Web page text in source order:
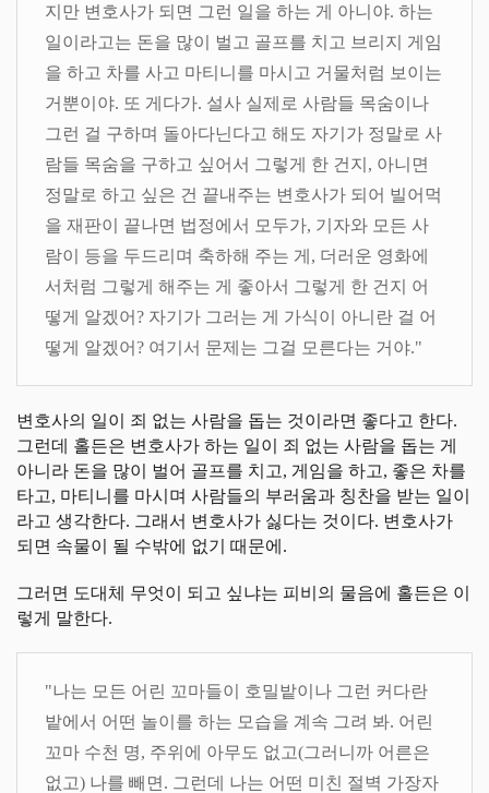
지만 변호사가 되면 그런 일을 하는 게 아니야. 하는
일이라고는 돈을 많이 벌고 골프를 치고 브리지 게임
을 하고 차를 사고 마티니를 마시고 거물처럼 보이는
거뿐이야. 또 게다가. 설사 실제로 사람들 목숨이나
그런 걸 구하며 돌아다닌다고 해도 자기가 정말로 사
람들 목숨을 구하고 싶어서 그렇게 한 건지, 아니면
정말로 하고 싶은 건 끝내주는 변호사가 되어 빌어먹
을 재판이 끝나면 법정에서 모두가, 기자와 모든 사
람이 등을 두드리며 축하해 주는 게, 더러운 영화에
서처럼 그렇게 해주는 게 좋아서 그렇게 한 건지 어
떻게 알겠어? 자기가 그러는 게 가식이 아니란 걸 어
떻게 알겠어? 여기서 문제는 그걸 모른다는 거야."
변호사의 일이 죄 없는 사람을 돕는 것이라면 좋다고 한다.
그런데 홀든은 변호사가 하는 일이 죄 없는 사람을 돕는 게
아니라 돈을 많이 벌어 골프를 치고, 게임을 하고, 좋은 차를
타고, 마티니를 마시며 사람들의 부러움과 칭찬을 받는 일이
라고 생각한다. 그래서 변호사가 싫다는 것이다. 변호사가
되면 속물이 될 수밖에 없기 때문에.
그러면 도대체 무엇이 되고 싶냐는 피비의 물음에 홀든은 이
렇게 말한다.
"나는 모든 어린 꼬마들이 호밀밭이나 그런 커다란
밭에서 어떤 놀이를 하는 모습을 계속 그려 봐. 어린
꼬마 수천 명, 주위에 아무도 없고(그러니까 어른은
없고) 나를 빼면. 그런데 나는 어떤 미친 절벽 가장자